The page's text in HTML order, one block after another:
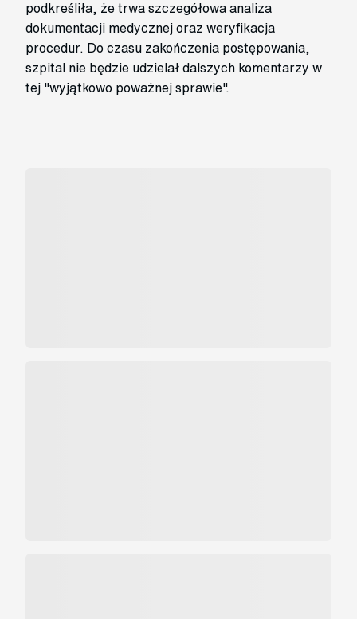
podkreśliła, że trwa szczegółowa analiza
dokumentacji medycznej oraz weryfikacja
procedur. Do czasu zakończenia postępowania,
szpital nie będzie udzielał dalszych komentarzy w
tej "wyjątkowo poważnej sprawie".